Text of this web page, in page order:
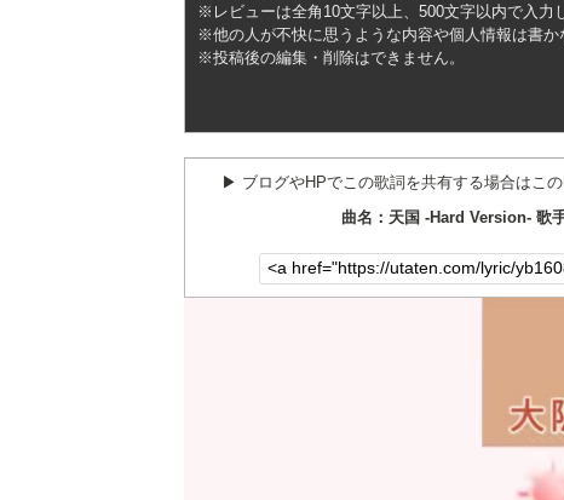
※レビューは全角10文字以上、500文字以内で入力
※他の人が不快に思うような内容や個人情報は書か
※投稿後の編集・削除はできません。
▶︎ ブログやHPでこの歌詞を共有する場合はこ
曲名：天国 -Hard Version- 歌